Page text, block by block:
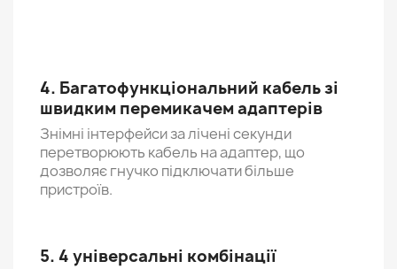
4. Багатофункціональний кабель зі
швидким перемикачем адаптерів
Знімні інтерфейси за лічені секунди
перетворюють кабель на адаптер, що
дозволяє гнучко підключати більше
пристроїв.
5. 4 універсальні комбінації